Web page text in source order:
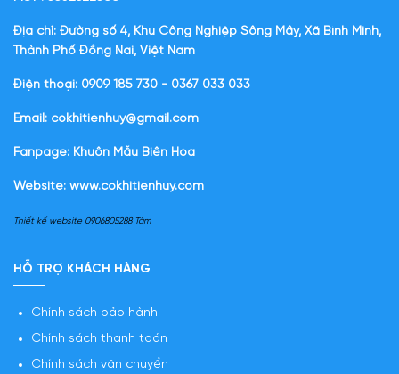
Địa chỉ: Đường số 4, Khu Công Nghiệp Sông Mây, Xã Bình Minh,
Thành Phố Đồng Nai, Việt Nam
Điện thoại: 0909 185 730 - 0367 033 033
Email: cokhitienhuy@gmail.com
Fanpage: Khuôn Mẫu Biên Hòa
Website: www.cokhitienhuy.com
Thiết kế website 0906805288 Tâm
HỖ TRỢ KHÁCH HÀNG
Chính sách bảo hành
Chính sách thanh toán
Chính sách vận chuyển